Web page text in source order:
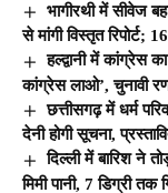
भागीरथी में सीवेज
से मांगी विस्तृत रिपोर्ट;
हल्द्वानी में कांग्रेस
कांग्रेस लाओ’, चुनावी
छत्तीसगढ़ में धर्म
देनी होगी सूचना,
दिल्ली में बारिश ने
मिमी पानी, 7 डिग्री तक